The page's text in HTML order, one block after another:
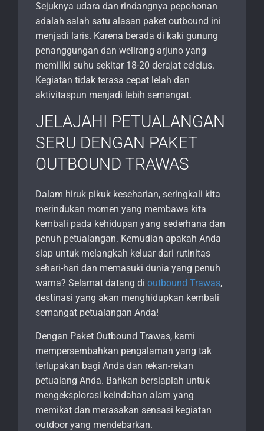
Sejuknya udara dan rindangnya pepohonan
adalah salah satu alasan paket outbound ini
menjadi laris. Karena berada di kaki gunung
penanggungan dan welirang-arjuno yang
memiliki suhu sekitar 18-20 derajat celcius.
Kegiatan tidak terasa cepat lelah dan
aktivitaspun menjadi lebih semangat.
JELAJAHI PETUALANGAN
SERU DENGAN PAKET
OUTBOUND TRAWAS
Dalam hiruk pikuk keseharian, seringkali kita
merindukan momen yang membawa kita
kembali pada kehidupan yang sederhana dan
penuh petualangan. Kemudian apakah Anda
siap untuk melangkah keluar dari rutinitas
sehari-hari dan memasuki dunia yang penuh
warna? Selamat datang di outbound Trawas,
destinasi yang akan menghidupkan kembali
semangat petualangan Anda!
Dengan Paket Outbound Trawas, kami
mempersembahkan pengalaman yang tak
terlupakan bagi Anda dan rekan-rekan
petualang Anda. Bahkan bersiaplah untuk
mengeksplorasi keindahan alam yang
memikat dan merasakan sensasi kegiatan
outdoor yang mendebarkan.